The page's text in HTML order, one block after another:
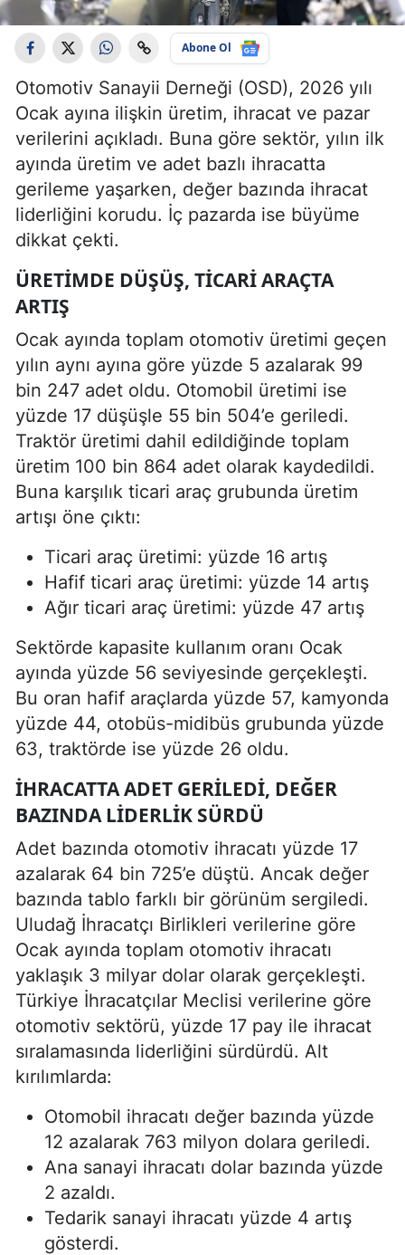
Abone Ol
Otomotiv Sanayii Derneği (OSD), 2026 yılı
Ocak ayına ilişkin üretim, ihracat ve pazar
verilerini açıkladı. Buna göre sektör, yılın ilk
ayında üretim ve adet bazlı ihracatta
gerileme yaşarken, değer bazında ihracat
liderliğini korudu. İç pazarda ise büyüme
dikkat çekti.
ÜRETIMDE DÜŞÜŞ, TICARI ARAÇTA
ARTIŞ
Ocak ayında toplam otomotiv üretimi geçen
yılın aynı ayına göre yüzde 5 azalarak 99
bin 247 adet oldu. Otomobil üretimi ise
yüzde 17 düşüşle 55 bin 504’e geriledi.
Traktör üretimi dahil edildiğinde toplam
üretim 100 bin 864 adet olarak kaydedildi.
Buna karşılık ticari araç grubunda üretim
artışı öne çıktı:
Ticari araç üretimi: yüzde 16 artış
Hafif ticari araç üretimi: yüzde 14 artış
Ağır ticari araç üretimi: yüzde 47 artış
Sektörde kapasite kullanım oranı Ocak
ayında yüzde 56 seviyesinde gerçekleşti.
Bu oran hafif araçlarda yüzde 57, kamyonda
yüzde 44, otobüs-midibüs grubunda yüzde
63, traktörde ise yüzde 26 oldu.
İHRACATTA ADET GERILEDI, DEĞER
BAZINDA LIDERLIK SÜRDÜ
Adet bazında otomotiv ihracatı yüzde 17
azalarak 64 bin 725’e düştü. Ancak değer
bazında tablo farklı bir görünüm sergiledi.
Uludağ İhracatçı Birlikleri verilerine göre
Ocak ayında toplam otomotiv ihracatı
yaklaşık 3 milyar dolar olarak gerçekleşti.
Türkiye İhracatçılar Meclisi verilerine göre
otomotiv sektörü, yüzde 17 pay ile ihracat
sıralamasında liderliğini sürdürdü. Alt
kırılımlarda:
Otomobil ihracatı değer bazında yüzde
12 azalarak 763 milyon dolara geriledi.
Ana sanayi ihracatı dolar bazında yüzde
2 azaldı.
Tedarik sanayi ihracatı yüzde 4 artış
gösterdi.